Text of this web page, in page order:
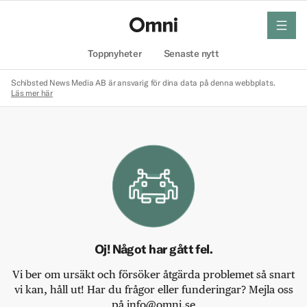
Toppnyheter Senaste nytt
meny
Schibsted News Media AB är ansvarig för dina data på denna webbplats.
Läs mer här
Oj! Något har gått fel.
Vi ber om ursäkt och försöker åtgärda problemet så snart
vi kan, håll ut! Har du frågor eller funderingar? Mejla oss